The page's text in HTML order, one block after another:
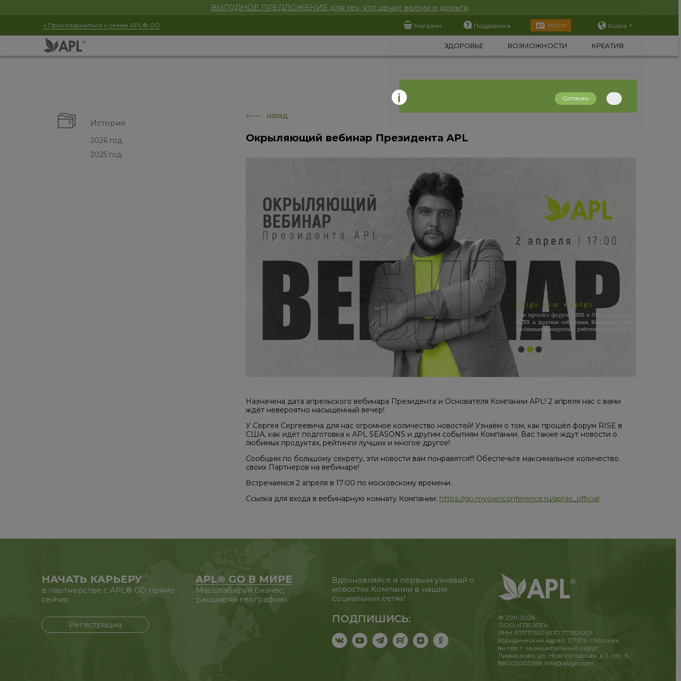
ВЫГОДНОЕ ПРЕДЛОЖЕНИЕ для тех, кто ценит время и деньги
+ Присоединиться к семье APL® GO Магазин Поддержка ВОЙТИ Russia
ЗДОРОВЬЕ ВОЗМОЖНОСТИ КРЕАТИВ
История
2026 год
2025 год
назад
Окрыляющий вебинар Президента APL
Назначена дата апрельского вебинара Президента и Основателя Компании APL! 2 апреля нас с вами
ждёт невероятно насыщенный вечер!
У Сергея Сергеевича для нас огромное количество новостей! Узнаём о том, как прошёл форум RISE в
США, как идёт подготовка к APL SEASONS и другим событиям Компании. Вас также ждут новости о
любимых продуктах, рейтинги лучших и многое другое!
Сообщим по большому секрету, эти новости вам понравятся!!! Обеспечьте максимальное количество
своих Партнеров на вебинаре!
Встречаемся 2 апреля в 17:00 по московскому времени.
Ссылка для входа в вебинарную комнату Компании: https://go.myownconference.ru/aplgo_official
НАЧАТЬ КАРЬЕРУ
в партнерстве с APL® GO прямо
сейчас
Регистрация
APL® GO В МИРЕ
Масштабируй бизнес,
расширяй географию.
Вдохновляйся и первым узнавай о
новостях Компании в наших
социальных сетях!
ПОДПИШИСЬ:
© 2011-2026
ООО «ГЛБЭПЛ»
ИНН: 9717171510 КПП: 771501001
Юридический адрес: 127576, г.Москва,
вн.тер.г. муниципальный округ
Лианозово, ул. Новгородская, д. 1, стр. 5
88002005388 info@aplgo.com
Согласен